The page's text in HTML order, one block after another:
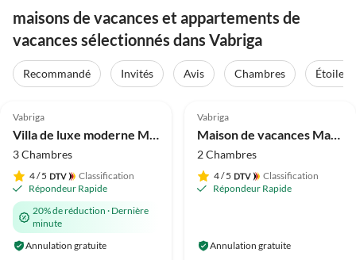
maisons de vacances et appartements de
vacances sélectionnés dans Vabriga
Recommandé Invités Avis Chambres Étoiles
Meilleure
Annonce
Vabriga
Villa de luxe moderne Mali Dvor avec piscine à Porec
3 Chambres
4/ 5
Classification
Répondeur Rapide
20% de réduction · Dernière
minute
Annulation gratuite
Vabriga
Maison de vacances Marea Verte
2 Chambres
4/ 5
Classification
Répondeur Rapide
Annulation gratuite